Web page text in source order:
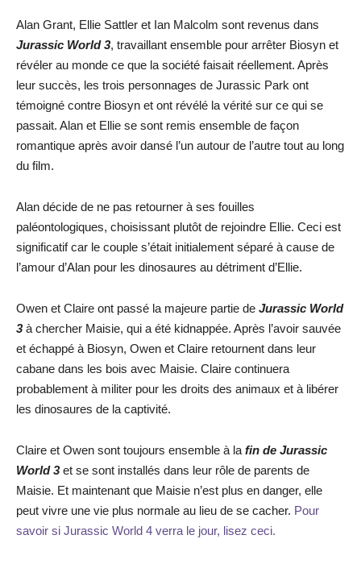
Alan Grant, Ellie Sattler et Ian Malcolm sont revenus dans
Jurassic World 3, travaillant ensemble pour arrêter Biosyn et
révéler au monde ce que la société faisait réellement. Après
leur succès, les trois personnages de Jurassic Park ont
témoigné contre Biosyn et ont révélé la vérité sur ce qui se
passait. Alan et Ellie se sont remis ensemble de façon
romantique après avoir dansé l’un autour de l’autre tout au long
du film.
Alan décide de ne pas retourner à ses fouilles
paléontologiques, choisissant plutôt de rejoindre Ellie. Ceci est
significatif car le couple s’était initialement séparé à cause de
l’amour d’Alan pour les dinosaures au détriment d’Ellie.
Owen et Claire ont passé la majeure partie de Jurassic World
3à chercher Maisie, qui a été kidnappée. Après l’avoir sauvée
et échappé à Biosyn, Owen et Claire retournent dans leur
cabane dans les bois avec Maisie. Claire continuera
probablement à militer pour les droits des animaux et à libérer
les dinosaures de la captivité.
Claire et Owen sont toujours ensemble à la fin de Jurassic
World 3et se sont installés dans leur rôle de parents de
Maisie. Et maintenant que Maisie n’est plus en danger, elle
peut vivre une vie plus normale au lieu de se cacher. Pour
savoir si Jurassic World 4 verra le jour, lisez ceci.